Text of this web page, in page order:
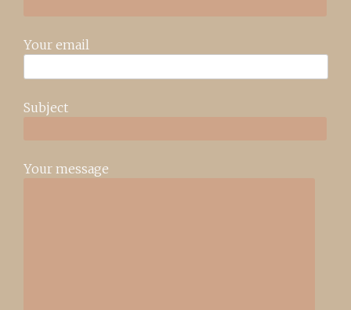
Your email
Subject
Your message